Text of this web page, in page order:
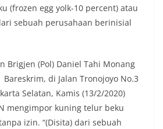
(frozen egg yolk-10 percent) atau
sebuah perusahaan berinisial
Brigjen (Pol) Daniel Tahi Monang
di Jalan Tronojoyo No.3
Selatan, Kamis (13/2/2020)
mengimpor kuning telur beku
izin. “(Disita) dari sebuah